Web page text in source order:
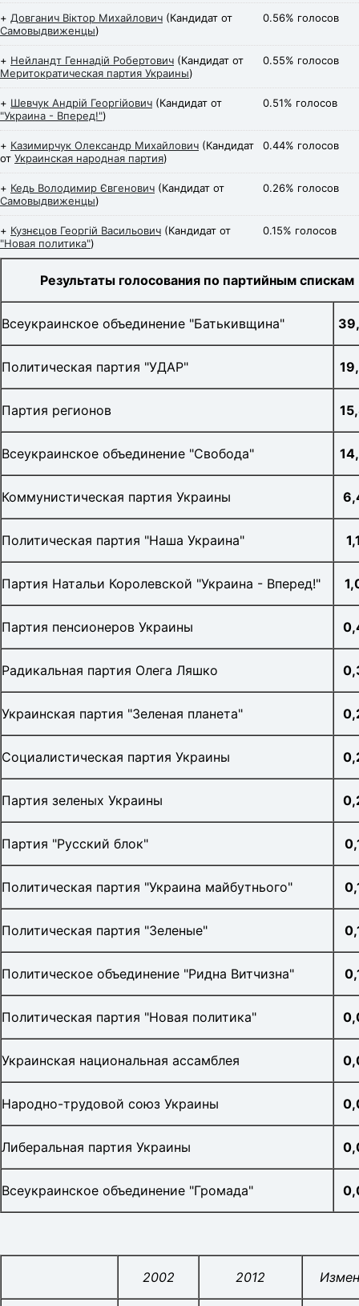
+ 0.56% голосов
Довганич Віктор Михайлович (Кандидат от
Самовыдвиженцы)
+ 0.55% голосов
Нейландт Геннадій Робертович (Кандидат от
Меритократическая партия Украины)
+ 0.51% голосов
Шевчук Андрій Георгійович (Кандидат от
"Украина - Вперед!")
+ 0.44% голосов
Казимирчук Олександр Михайлович (Кандидат
от Украинская народная партия)
+ 0.26% голосов
Кедь Володимир Євгенович (Кандидат от
Самовыдвиженцы)
+ 0.15% голосов
Кузнєцов Георгій Васильович (Кандидат от
"Новая политика")
Результаты голосования по партийным спискам
Всеукраинское объединение "Батькивщина"
Политическая партия "УДАР"
Партия регионов
Всеукраинское объединение "Свобода"
Коммунистическая партия Украины
Политическая партия "Наша Украина"
Партия Натальи Королевской "Украина - Вперед!"
Партия пенсионеров Украины
Радикальная партия Олега Ляшко
Украинская партия "Зеленая планета"
Социалистическая партия Украины
Партия зеленых Украины
Партия "Русский блок"
Политическая партия "Украина майбутнього" 0,
Политическая партия "Зеленые"
Политическое объединение "Ридна Витчизна"
Политическая партия "Новая политика"
Украинская национальная ассамблея
Народно-трудовой союз Украины 0,
Либеральная партия Украины 0,
Всеукраинское объединение "Громада"
2002 2012